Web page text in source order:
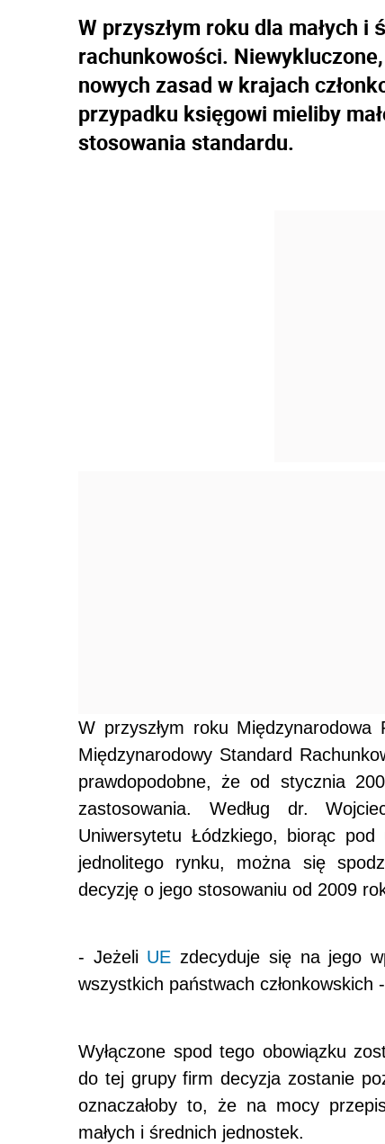
W przyszłym roku dla małych
rachunkowości.
nowych zasad w krajach
przypadku księgowi mieliby
stosowania standardu.
W przyszłym roku
Międzynarodowy Standard
prawdopodobne, że od stycznia
zastosowania. Według dr.
Uniwersytetu Łódzkiego, biorąc
jednolitego rynku, można się
decyzję o jego stosowaniu od 2009
- Jeżeli UE zdecyduje się na jego
wszystkich państwach członkowskich
Wyłączone spod tego obowiązku
do tej grupy firm decyzja zostanie
oznaczałoby to, że na mocy
małych i średnich jednostek.